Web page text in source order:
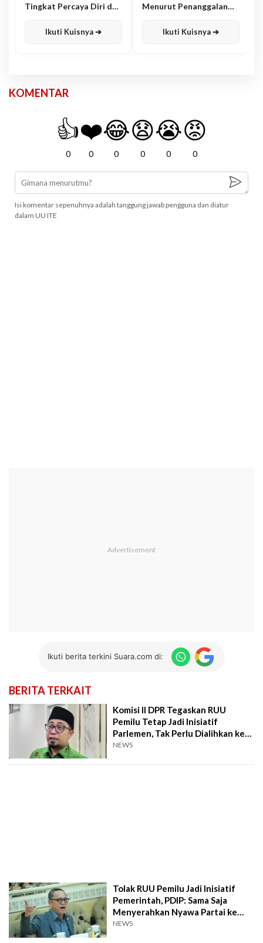
Tingkat Percaya Diri dan
Ikuti Kuisnya ➔
Menurut Penanggalan
Ikuti Kuisnya ➔
KOMENTAR
👍
0
❤️
0
😂
0
😧
0
😭
0
😡
0
Isi komentar sepenuhnya adalah tanggung jawab pengguna dan diatur
dalam UU ITE
Ikuti berita terkini Suara.com di:
BERITA TERKAIT
Komisi II DPR Tegaskan RUU
Pemilu Tetap Jadi Inisiatif
Parlemen, Tak Perlu Dialihkan ke
Pemerintah
NEWS
Tolak RUU Pemilu Jadi Inisiatif
Pemerintah, PDIP: Sama Saja
Menyerahkan Nyawa Partai ke
Kekuasaan
NEWS